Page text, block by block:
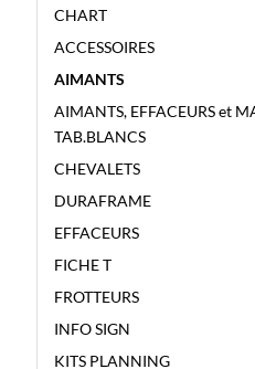
CHART
ACCESSOIRES
AIMANTS
AIMANTS, EFFACEURS et
TAB.BLANCS
CHEVALETS
DURAFRAME
EFFACEURS
FICHE T
FROTTEURS
INFO SIGN
KITS PLANNING